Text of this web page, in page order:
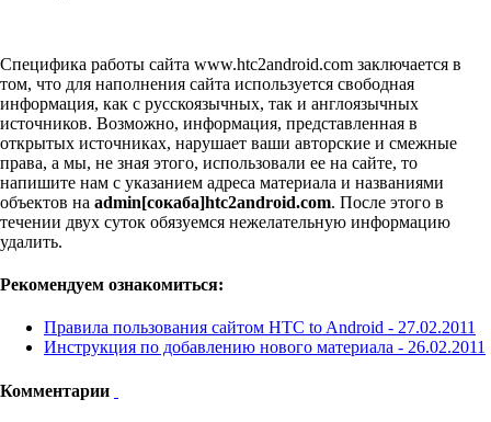
Специфика работы сайта www.htc2android.com заключается в
том, что для наполнения сайта используется свободная
информация, как с русскоязычных, так и англоязычных
источников. Возможно, информация, представленная в
открытых источниках, нарушает ваши авторские и смежные
права, а мы, не зная этого, использовали ее на сайте, то
напишите нам с указанием адреса материала и названиями
объектов на admin[сокаба]htc2android.com. После этого в
течении двух суток обязуемся нежелательную информацию
удалить.
Рекомендуем ознакомиться:
Правила пользования сайтом HTC to Android - 27.02.2011
Инструкция по добавлению нового материала - 26.02.2011
Комментарии